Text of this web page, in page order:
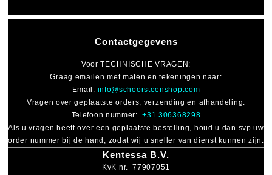
Contactgegevens
VoorTECHNISCHE VRAGEN :
Graag emailen met maten en tekeningen naar:
Email: info@schoorsteenshop.com
Vragen over geplaatste orders, verzending en afhandeling:
Telefoon nummer:+31 306368298
Als u vragen heeft over een geplaatste bestelling, houd u dan svp uw
order nummer bij de hand, zodat wij u sneller van dienst kunnen zijn.
Kentessa B.V.
KvK nr. 77907051